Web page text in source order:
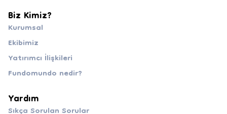
Biz Kimiz?
Kurumsal
Ekibimiz
Yatırımcı İlişkileri
Fundomundo nedir?
Yardım